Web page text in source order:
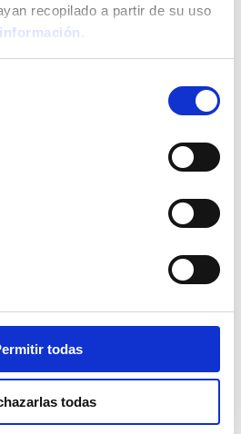
recopilado a partir de su uso
.
todas
todas
la nostra informativa sulla